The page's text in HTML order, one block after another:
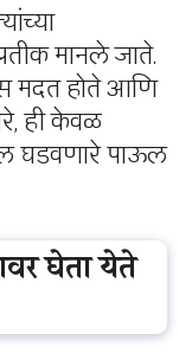
मानले जाते.
मदत होते आणि
ही केवळ
घडवणारे पाऊल
घेता येते